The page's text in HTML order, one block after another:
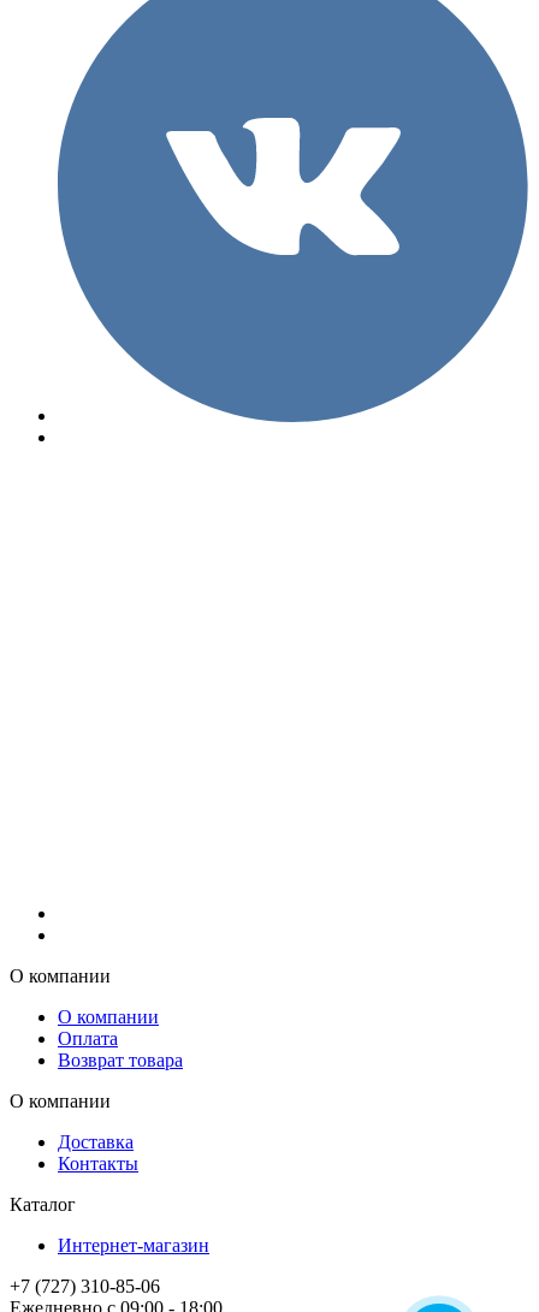
О компании
О компании
Оплата
Возврат товара
О компании
Доставка
Контакты
Каталог
Интернет-магазин
+7 (727) 310-85-06